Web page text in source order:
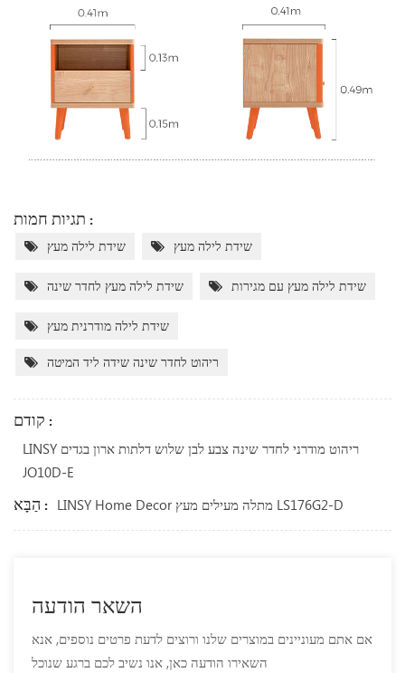
תגיות חמות :
שידת לילה מעץ שידת לילה מעץ
שידת לילה מעץ לחדר שינה שידת לילה מעץ עם מגירות
שידת לילה מודרנית מעץ
ריהוט לחדר שינה שידה ליד המיטה
קודם :
LINSY ריהוט מודרני לחדר שינה צבע לבן שלוש דלתות ארון בגדים
JO10D-E
הַבָּא : LINSY Home Decor מתלה מעילים מעץ LS176G2-D
השאר הודעה
אם אתם מעוניינים במוצרים שלנו ורוצים לדעת פרטים נוספים, אנא
השאירו הודעה כאן, אנו נשיב לכם ברגע שנוכל